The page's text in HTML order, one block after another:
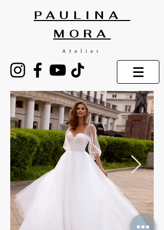
PAULINA
MORA
Atelier